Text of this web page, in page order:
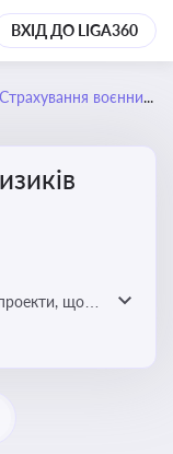
ВХІД ДО LIGA360
Страхування воєнних ризиків
що
власників